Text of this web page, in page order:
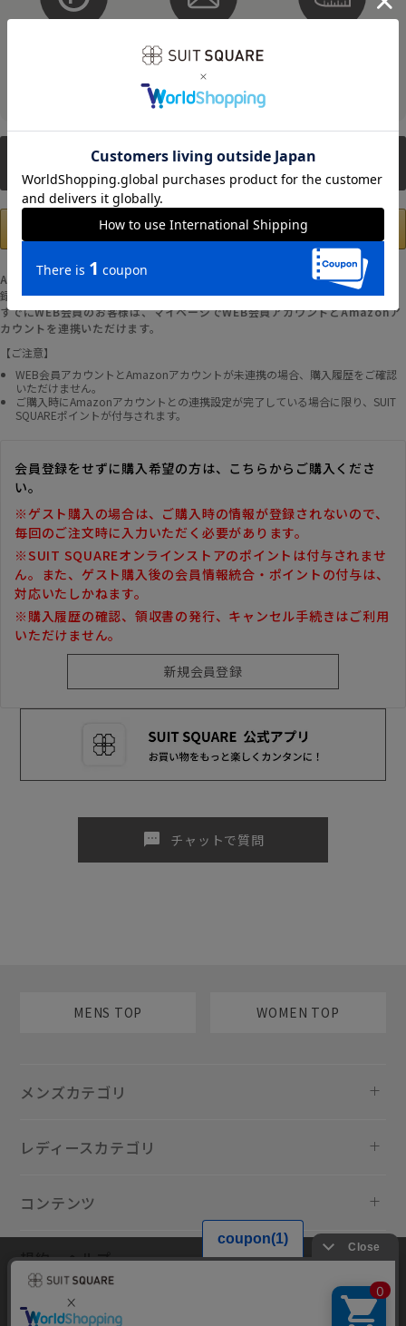
メルマガ配信
そのほかにもさまざまなキャンペーンを予定しています。
新規会員登録
Amazonアカウントの登録情報を使用して、お支払いおよび新規WEB会員登
録が可能です。
すでにWEB会員のお客様は、マイページでWEB会員アカウントとAmazonア
カウントを連携いただけます。
【ご注意】
WEB会員アカウントとAmazonアカウントが未連携の場合、購入履歴をご確認
いただけません。
ご購入時にAmazonアカウントとの連携設定が完了している場合に限り、SUIT
SQUAREポイントが付与されます。
会員登録をせずに購入希望の方は、こちらからご購入くださ
い。
※ゲスト購入の場合は、ご購入時の情報が登録されないので、
毎回のご注文時に入力いただく必要があります。
※SUIT SQUAREオンラインストアのポイントは付与されませ
ん。また、ゲスト購入後の会員情報統合・ポイントの付与は、
対応いたしかねます。
※購入履歴の確認、領収書の発行、キャンセル手続きはご利用
いただけません。
sms チャットで質問
MENS TOP WOMEN TOP
メンズカテゴリ
レディースカテゴリ
コンテンツ
規約・ヘルプ
当サイトでは利用体験の向上およびコンテンツの最適な提供、トラフィ
ックの分析を目的としてCookieを使用しています。サイトの閲覧を継続